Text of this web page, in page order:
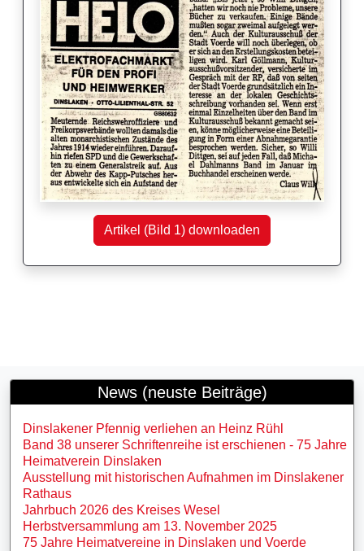
Artikel (Bild 1) downloaden
News (neuste Beiträge)
Dinslakener Pfennig verliehen an Heinz Rühl
Band 38 unserer Schriftenreihe ist erschienen - 75 Jahre
Heimatverein Dinslaken
Ausstellung mit historischen Aufnahmen im Dinslakener
Rathaus
Jahrbuch 2026 des Kreises Wesel
Herbstversammlung am 13. November 2025
75 Jahre Heimatvereine in Dinslaken und Voerde